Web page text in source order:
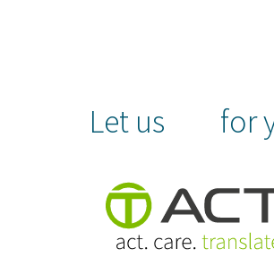
Let us for